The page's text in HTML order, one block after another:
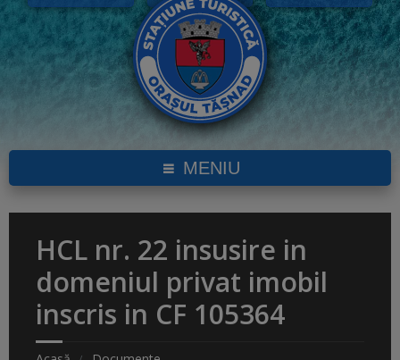
MENIU
HCL nr. 22 insusire in
domeniul privat imobil
inscris in CF 105364